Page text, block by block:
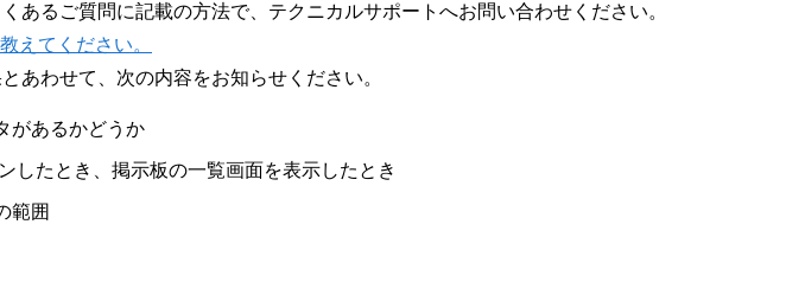
あるご質問に記載の方法で、テクニカルサポートへお問い合わせください。
えてください。
あわせて、次の内容をお知らせください。
があるかどうか
したとき、掲示板の一覧画面を表示したとき
範囲